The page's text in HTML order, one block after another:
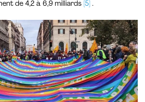
de 4,2 à 6,9 milliards [5] .